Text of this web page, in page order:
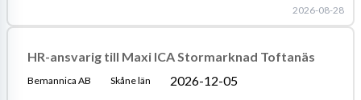
2026-08-28
HR-ansvarig till Maxi ICA Stormarknad Toftanäs
Bemannica AB Skåne län 2026-12-05